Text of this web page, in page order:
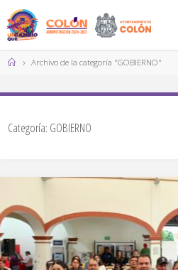
contenido
PáginaArchivo de la categoría "GOBIERNO"
Categoría: GOBIERNO